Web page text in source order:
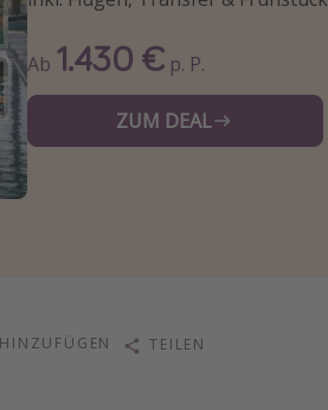
Ab 1.430 € p. P.
ZUM DEAL
HINZUFÜGEN TEILEN